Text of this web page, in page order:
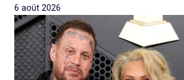
6 août 2026